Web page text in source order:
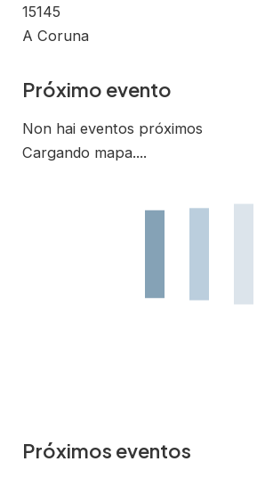
15145
A Coruna
Próximo evento
Non hai eventos próximos
Cargando mapa....
Próximos eventos